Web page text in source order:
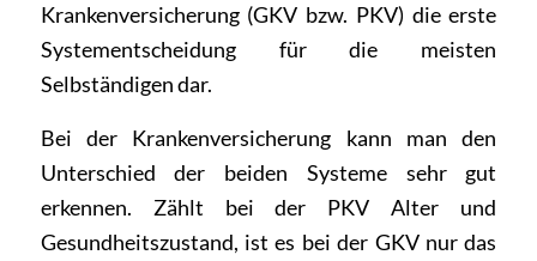
Krankenversicherung (GKV bzw. PKV) die erste
Systementscheidung für die meisten
Selbständigen dar.
Bei der Krankenversicherung kann man den
Unterschied der beiden Systeme sehr gut
erkennen. Zählt bei der PKV Alter und
Gesundheitszustand, ist es bei der GKV nur das